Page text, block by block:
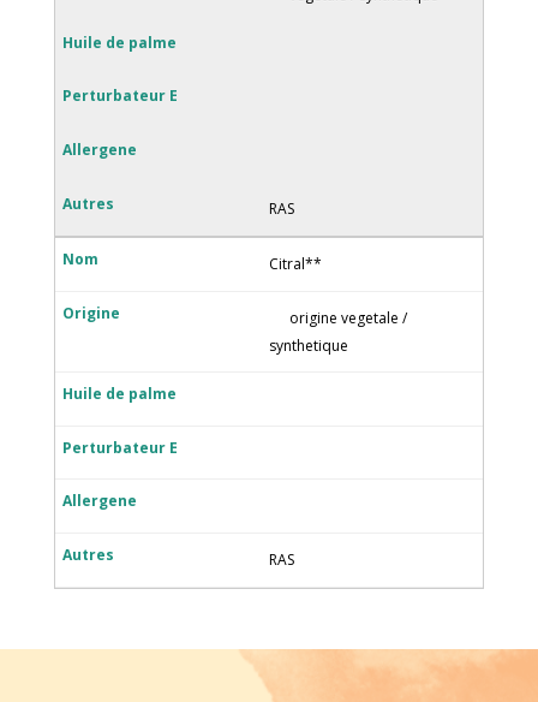
RAS
Citral**
origine vegetale /
synthetique
RAS